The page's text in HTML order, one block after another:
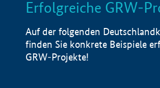
LISTE
Erfolgreiche GRW-
Auf der folgenden
finden Sie konkrete Beispiele
GRW-Projekte!